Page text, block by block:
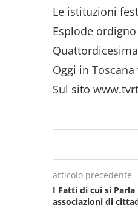
Le istituzioni
Esplode
Oggi in
Sul sito
articolo precedente
I Fatti di cui si
associazioni di